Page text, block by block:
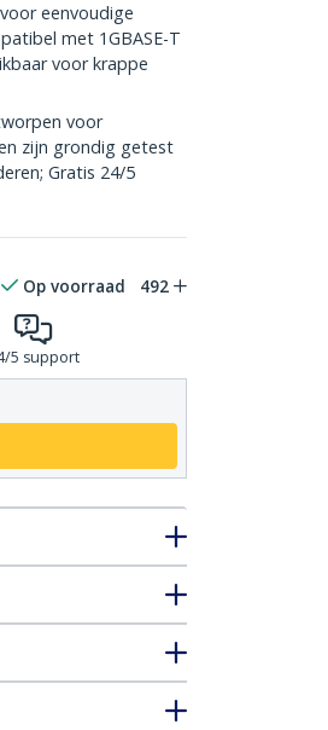
eenvoudige
met 1GBASE-T
voor krappe
voor
zijn grondig getest
Gratis 24/5
Op voorraad 492
5 support